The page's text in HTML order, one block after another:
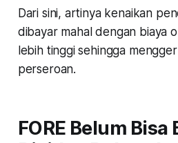
Dari sini, artinya kenaikan
dibayar mahal dengan biaya
lebih tinggi sehingga
perseroan.
FORE Belum Bisa